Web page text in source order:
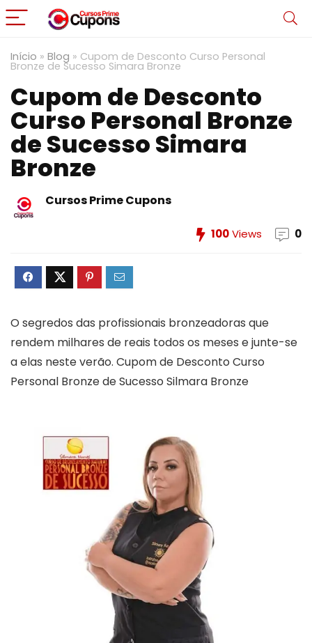
Início » Blog » Cupom de Desconto Curso Personal
Bronze de Sucesso Simara Bronze
Cupom de Desconto
Curso Personal Bronze
de Sucesso Simara
Bronze
Cursos Prime Cupons
100Views 0
O segredos das profissionais bronzeadoras que
rendem milhares de reais todos os meses e junte-se
a elas neste verão. Cupom de Desconto Curso
Personal Bronze de Sucesso Silmara Bronze